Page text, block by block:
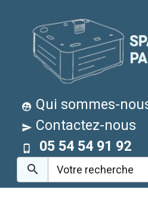
Qui sommes-
Contactez-nous
05 54 54 91 92